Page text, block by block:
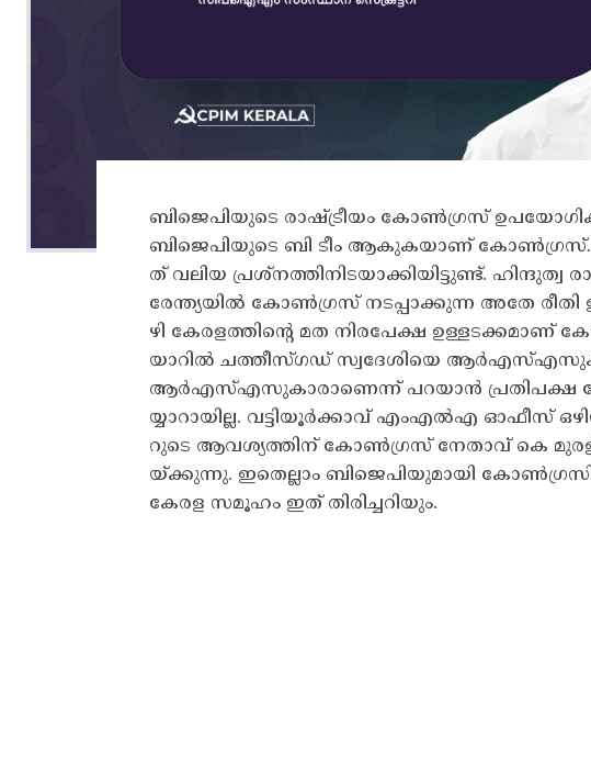
ബിജെപിയുടെ രാഷ്ട്രീയം കോൺഗ്രസ്‌
ബിജെപിയുടെ ബി ടീം ആകുകയാണ്‌
ത്‌ വലിയ പ്രശ്‌നത്തിനിടയാക്കിയിട്ടുണ്ട്‌. ഹിന്ദുത്വ
രേന്ത്യയിൽ കോൺഗ്രസ്‌ നടപ്പാക്കുന്ന അതേ
ഴി കേരളത്തിന്റെ മത നിരപേക്ഷ
യാറിൽ ചത്തീസ്‌ഗഡ്‌ സ്വദേശിയെ
ആർഎസ്‌എസുകാരാണെന്ന്‌ പറയാൻ പ്രതിപക്ഷ
യ്യാറായില്ല. വട്ടിയൂർക്കാവ്‌ എംഎൽഎ ഓഫീസ്‌
റുടെ ആവശ്യത്തിന്‌ കോൺഗ്രസ്‌ നേതാവ്‌ കെ
യ്‌ക്കുന്നു. ഇതെല്ലാം ബിജെപിയുമായി
കേരള സമൂഹം ഇത്‌ തിരിച്ചറിയും.